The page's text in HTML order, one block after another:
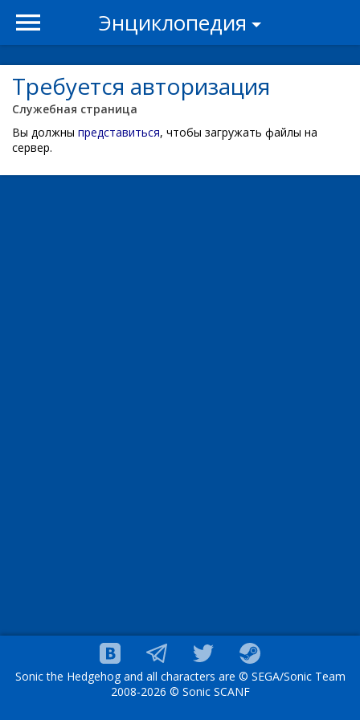
Энциклопедия
Требуется авторизация
Служебная страница
Вы должны представиться, чтобы загружать файлы на
сервер.
Sonic the Hedgehog and all characters are © SEGA/Sonic Team
2008-2026 © Sonic SCANF